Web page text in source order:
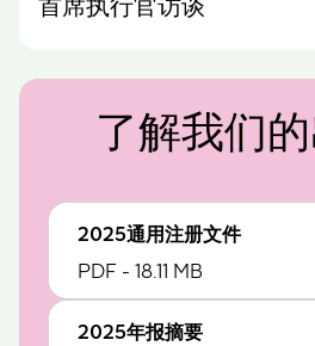
了解我们
2025通用注册文件
PDF - 18.11 MB
2025年报摘要